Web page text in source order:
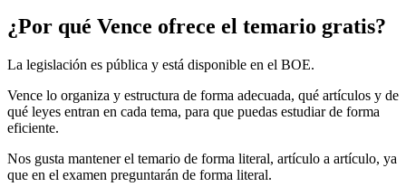
¿Por qué Vence ofrece el temario gratis?
La legislación es pública y está disponible en el BOE.
Vence lo organiza y estructura de forma adecuada, qué artículos y de
qué leyes entran en cada tema, para que puedas estudiar de forma
eficiente.
Nos gusta mantener el temario de forma literal, artículo a artículo, ya
que en el examen preguntarán de forma literal.